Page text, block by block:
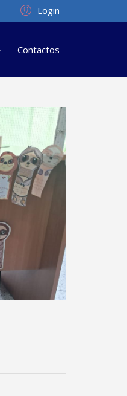
Login
Contactos